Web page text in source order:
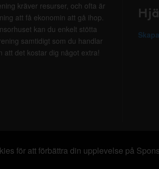
kräver resurser, och ofta är
att få ekonomin att gå ihop.
kan du enkelt stötta
samtidigt som du handlar
att det kostar dig något extra!
för att förbättra din upplevelse på